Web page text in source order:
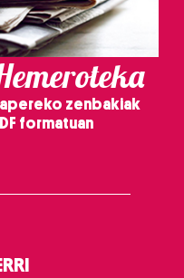
zenbakiak
formatuan